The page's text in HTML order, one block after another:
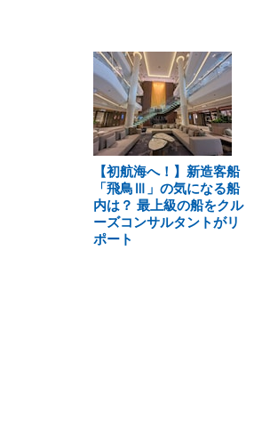
【初航海へ！】新造客船
「飛鳥Ⅲ」の気になる船
内は？ 最上級の船をクル
ーズコンサルタントがリ
ポート